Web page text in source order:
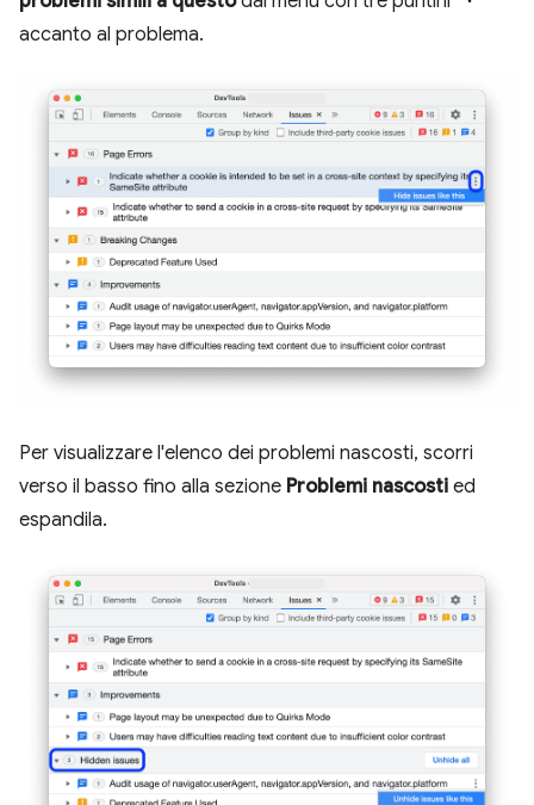
accanto al problema.
Per visualizzare l'elenco dei problemi nascosti, scorri
verso il basso fino alla sezione Problemi nascosti ed
espandila.